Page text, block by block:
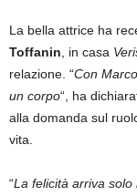
La bella attrice ha
Toffanin , in casa
relazione. “Con
un corpo“, ha
alla domanda sul
vita.
“La felicità arriva